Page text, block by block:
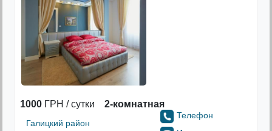
1000 ГРН / сутки 2-комнатная
Галицкий район
Телефон